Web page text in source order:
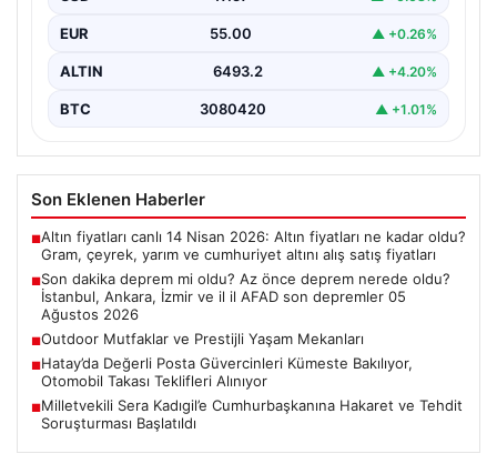
{ “title”: “05 Ağustos 2026 Güncel Deprem Durumu ve
Son Değerlendirmeler”, “content”: “ Bugün…
EUR 55.00 ▲ +0.26%
ALTIN 6493.2 ▲ +4.20%
BTC 3080420 ▲ +1.01%
Son Eklenen Haberler
■Altın fiyatları canlı 14 Nisan 2026: Altın fiyatları ne kadar oldu?
Gram, çeyrek, yarım ve cumhuriyet altını alış satış fiyatları
■Son dakika deprem mi oldu? Az önce deprem nerede oldu?
İstanbul, Ankara, İzmir ve il il AFAD son depremler 05
Ağustos 2026
■Outdoor Mutfaklar ve Prestijli Yaşam Mekanları
■Hatay’da Değerli Posta Güvercinleri Kümeste Bakılıyor,
Otomobil Takası Teklifleri Alınıyor
■Milletvekili Sera Kadıgil’e Cumhurbaşkanına Hakaret ve Tehdit
Soruşturması Başlatıldı